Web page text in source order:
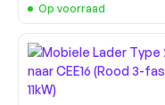
Op voorraad